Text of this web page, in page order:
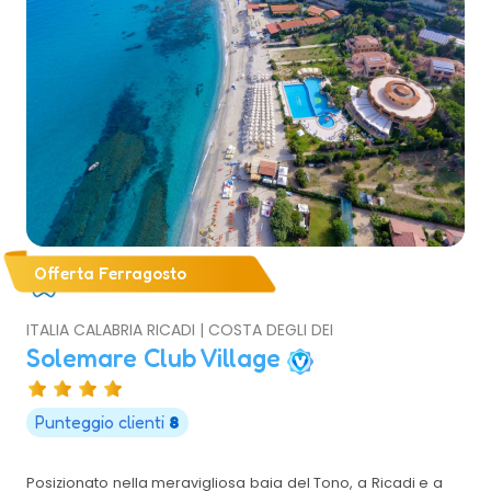
Offerta Ferragosto
ITALIA CALABRIA RICADI | COSTA DEGLI DEI
Solemare Club Village
Punteggio clienti 8
Posizionato nella meravigliosa baia del Tono, a Ricadi e a